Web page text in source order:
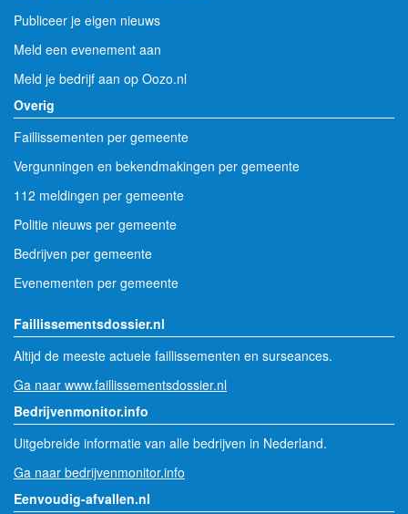
Publiceer je eigen nieuws
Meld een evenement aan
Meld je bedrijf aan op Oozo.nl
Overig
Faillissementen per gemeente
Vergunningen en bekendmakingen per gemeente
112 meldingen per gemeente
Politie nieuws per gemeente
Bedrijven per gemeente
Evenementen per gemeente
Faillissementsdossier.nl
Altijd de meeste actuele faillissementen en surseances.
Ga naar www.faillissementsdossier.nl
Bedrijvenmonitor.info
Uitgebreide informatie van alle bedrijven in Nederland.
Ga naar bedrijvenmonitor.info
Eenvoudig-afvallen.nl